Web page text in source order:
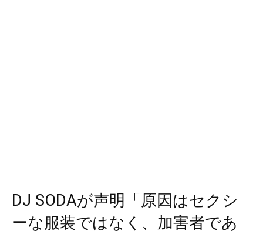
DJ SODAが声明「原因はセクシ
ーな服装ではなく、加害者であ